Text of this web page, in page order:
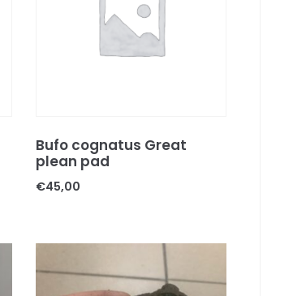
Bufo cognatus Great
plean pad
€45,00